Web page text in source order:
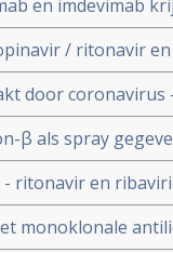
en imdevimab
patienten besmet
/ ritonavir
door coronavirus
β als spray
- Covid-19
ritonavir en
19 dan
monoklonale